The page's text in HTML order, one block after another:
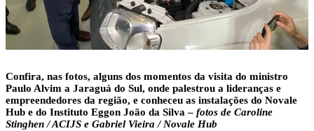
Confira, nas fotos, alguns dos momentos da visita do ministro
Paulo Alvim a Jaraguá do Sul, onde palestrou a lideranças e
empreendedores da região, e conheceu as instalações do Novale
Hub e do Instituto Eggon João da Silva – fotos de Caroline
Stinghen / ACIJS e Gabriel Vieira / Novale Hub